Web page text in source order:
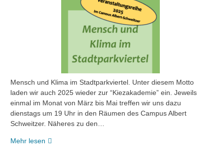
Mensch und Klima im Stadtparkviertel. Unter diesem Motto
laden wir auch 2025 wieder zur “Kiezakademie” ein. Jeweils
einmal im Monat von März bis Mai treffen wir uns dazu
dienstags um 19 Uhr in den Räumen des Campus Albert
Schweitzer. Näheres zu den…
Mehr lesen Die